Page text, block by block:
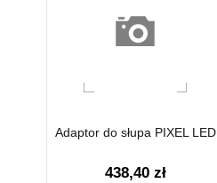
Adaptor do słupa PIXEL LED
438,40 zł